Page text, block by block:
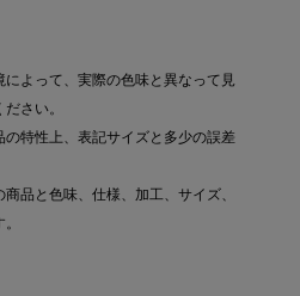
よって、実際の色味と異なって見
さい。
特性上、表記サイズと多少の誤差
品と色味、仕様、加工、サイズ、